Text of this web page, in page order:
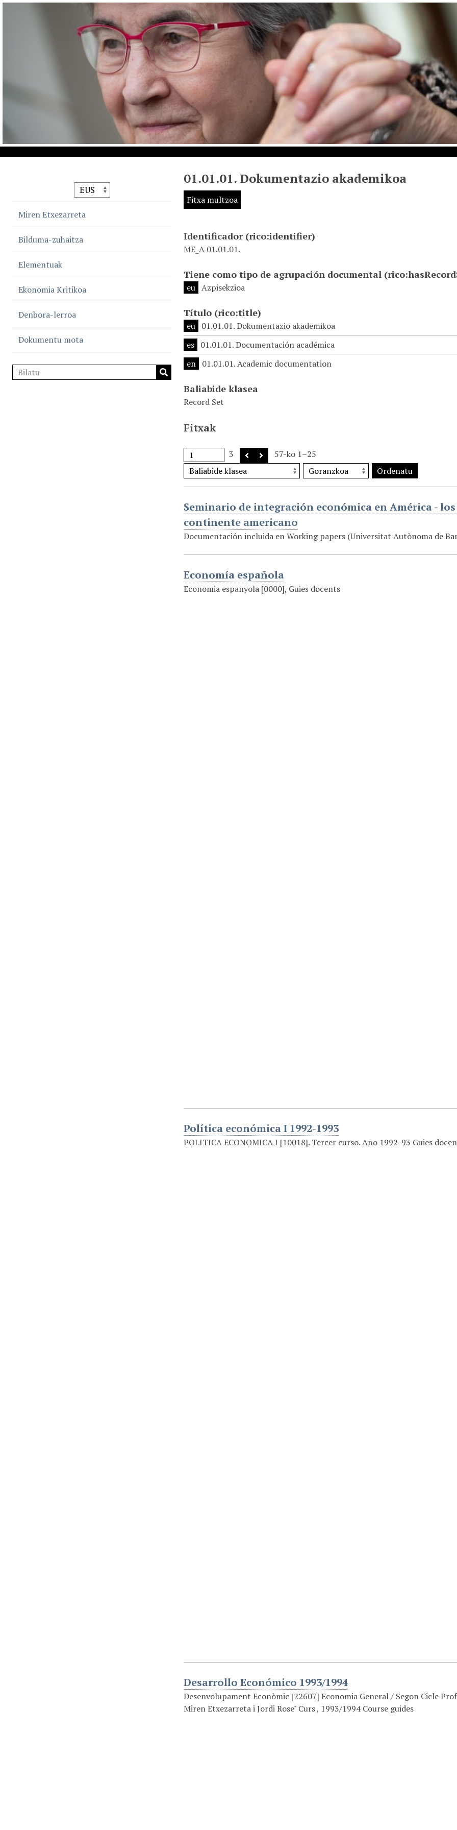
Miren Etxezarreta
Bilduma-zuhaitza
Elementuak
Ekonomia Kritikoa
Denbora-lerroa
Dokumentu mota
01.01.01. Dokumentazio akademikoa
Fitxa multzoa
Identificador (rico:identifier)
ME_A 01.01.01.
Tiene como tipo de agrupación documental
eu Azpisekzioa
Título (rico:title)
eu 01.01.01. Dokumentazio akademikoa
es 01.01.01. Documentación académica
en 01.01.01. Academic documentation
Baliabide klasea
Record Set
Fitxak
3
57-ko 1–25
Ordenatu
Seminario de integración económica en América -
continente americano
Documentación incluida en Working papers (Universitat Autònoma de
Economía española
Economia espanyola [0000], Guies docents
Política económica I 1992-1993
POLITICA ECONOMICA I [10018]. Tercer curso. Año 1992-93 Guies
Desarrollo Económico 1993/1994
Desenvolupament Econòmic [22607] Economia General / Segon Cicle
Miren Etxezarreta i Jordi Rose" Curs , 1993/1994 Course guides